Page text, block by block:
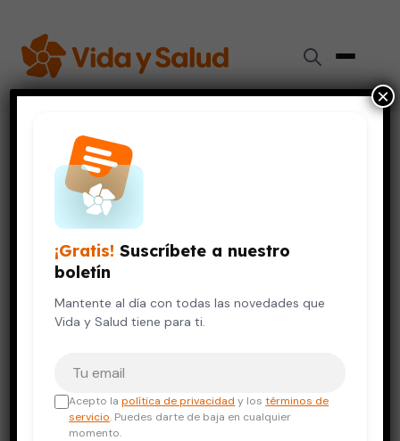
Embarazo y Bebés
¿Es verdad que durante el embarazo te dan antojos de
algunas comidas?
EMBARAZO Y BEBÉS
¿Es verdad que durante el
embarazo te dan antojos de
algunas comidas?
¡Gratis! Suscríbete a nuestro
boletín
Mantente al día con todas las novedades que
Vida y Salud tiene para ti.
Acepto lapolítica de privacidad y lostérminos de
servicio. Puedes darte de baja en cualquier
momento.
×